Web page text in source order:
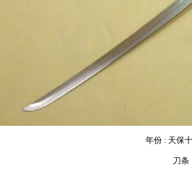
年份 : 天保
刀条